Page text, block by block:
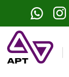
Контактный